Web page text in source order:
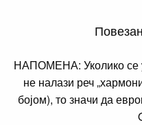
НАПОМЕНА: Уколико се
не налази реч
бојом), то значи да